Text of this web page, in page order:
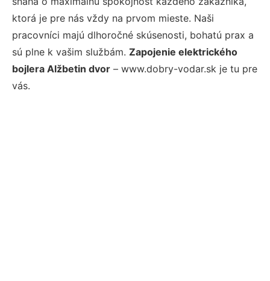
ktorá je pre nás vždy na prvom mieste. Naši
pracovníci majú dlhoročné skúsenosti, bohatú prax a
sú plne k vašim službám. Zapojenie elektrického
bojlera Alžbetin dvor – www.dobry-vodar.sk je tu pre
vás.